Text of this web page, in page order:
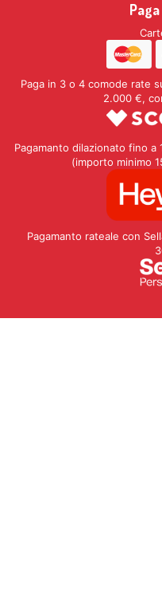
Paga in 3 o 4 comode rate
2.000 €,
Pagamanto dilazionato fino
(importo minimo
Pagamanto rateale con